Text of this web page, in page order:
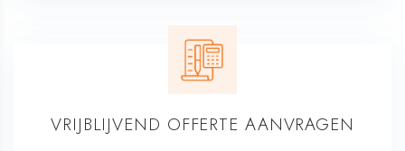
VRIJBLIJVEND OFFERTE AANVRAGEN​​​​​​​